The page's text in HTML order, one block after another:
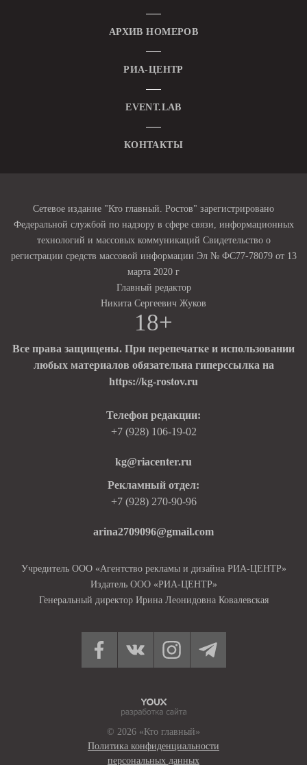
АРХИВ НОМЕРОВ
РИА-ЦЕНТР
EVENT.LAB
КОНТАКТЫ
Сетевое издание "Кто главный. Ростов" зарегистрировано
Федеральной службой по надзору в сфере связи, информационных
технологий и массовых коммуникаций Свидетельство о
регистрации средств массовой информации Эл № ФС77-78079 от 13
марта 2020 г
Главный редактор
Никита Сергеевич Жуков
18+
Все права защищены. При перепечатке и использовании
любых материалов обязательна гиперссылка на
https://kg-rostov.ru
Телефон редакции:
+7 (928) 106-19-02
kg@riacenter.ru
Рекламный отдел:
+7 (928) 270-90-96
arina2709096@gmail.com
Учредитель ООО «Агентство рекламы и дизайна РИА-ЦЕНТР»
Издатель ООО «РИА-ЦЕНТР»
Генеральный директор Ирина Леонидовна Ковалевская
© 2026 «Кто главный»
Политика конфиденциальности
персональных данных